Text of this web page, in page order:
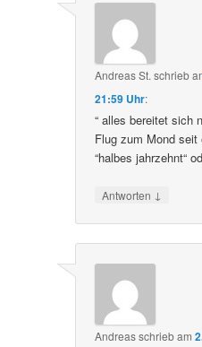
Andreas St. schrieb
21:59 Uhr:
“ alles bereitet sich
Flug zum Mond seit
“halbes jahrzehnt“
Antworten ↓
Andreasschriebam